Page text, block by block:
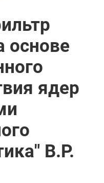
основе
ядер
В.Р.